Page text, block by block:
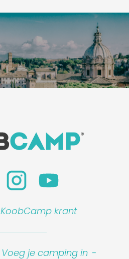
KoobCamp krant
Voeg je camping in -